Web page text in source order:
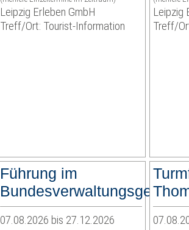
Leipzig Erleben GmbH
Treff/Ort: Tourist-Information
Leipzig
Treff/
Führung im
Bundesverwaltungsgericht
07.08.2026 bis 27.12.2026